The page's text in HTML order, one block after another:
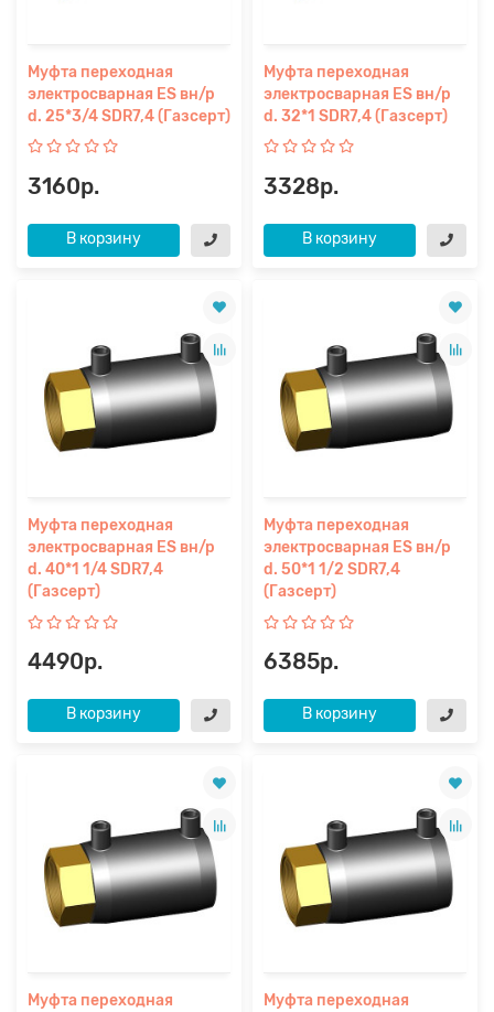
Муфта переходная
электросварная ES вн/р
d. 25*3/4 SDR7,4 (Газсерт)
3160р.
В корзину
Муфта переходная
электросварная ES вн/р
d. 32*1 SDR7,4 (Газсерт)
3328р.
В корзину
Муфта переходная
электросварная ES вн/р
d. 40*1 1/4 SDR7,4
(Газсерт)
4490р.
В корзину
Муфта переходная
электросварная ES вн/р
d. 50*1 1/2 SDR7,4
(Газсерт)
6385р.
В корзину
Муфта переходная
Муфта переходная